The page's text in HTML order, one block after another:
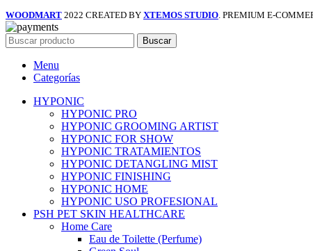
WOODMART 2022 CREATED BY XTEMOS STUDIO . PREMIUM E-
Buscar
Menu
Categorías
HYPONIC
HYPONIC PRO
HYPONIC GROOMING ARTIST
HYPONIC FOR SHOW
HYPONIC TRATAMIENTOS
HYPONIC DETANGLING MIST
HYPONIC FINISHING
HYPONIC HOME
HYPONIC USO PROFESIONAL
PSH PET SKIN HEALTHCARE
Home Care
Eau de Toilette (Perfume)